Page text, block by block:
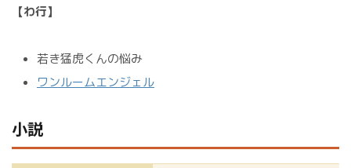
【わ行】
若き猛虎くんの悩み
ワンルームエンジェル
小説